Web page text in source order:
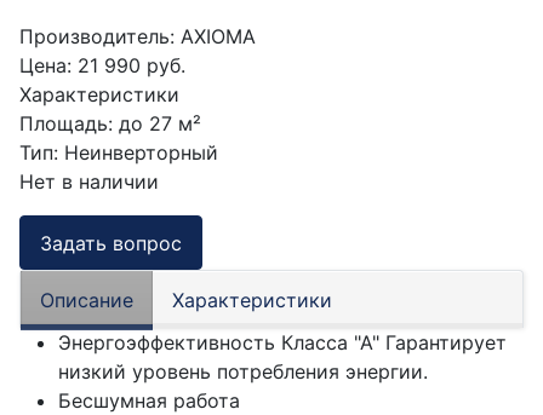
Производитель: AXIOMA
Цена: 21 990 руб.
Характеристики
Площадь: до 27 м²
Тип: Неинверторный
Нет в наличии
Задать вопрос
Описание
Характеристики
Энергоэффективность Класса "А" Гарантирует
низкий уровень потребления энергии.
Бесшумная работа